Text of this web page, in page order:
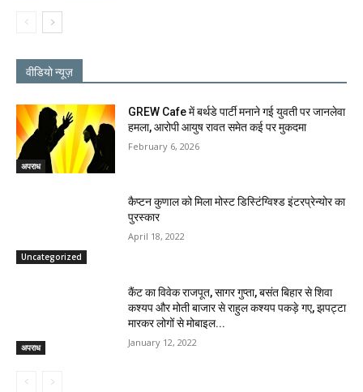
वीडियो न्यूज़
अपराध
GREW Cafe में बर्थडे पार्टी मनाने गई युवती पर जानलेवा
हमला, आरोपी आयुष रावत समेत कई पर मुकदमा
February 6, 2026
Uncategorized
कैप्टन कुणाल को मिला मोस्ट डिस्टिंग्विश्ड इंटरप्रेन्योर का
पुरस्कार
April 18, 2022
अपराध
कैंट का विवेक राजपूत, सागर गुप्ता, बसंत बिहार से शिवा
कश्यप और मोती बाजार से राहुल कश्यप पकड़े गए, झपट्टा
मारकर लोगों से मोबाइल...
January 12, 2022